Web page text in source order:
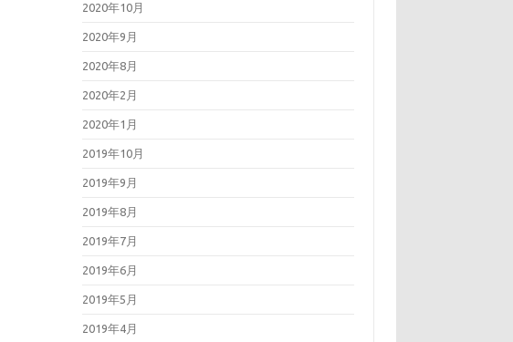
2020年10月
2020年9月
2020年8月
2020年2月
2020年1月
2019年10月
2019年9月
2019年8月
2019年7月
2019年6月
2019年5月
2019年4月